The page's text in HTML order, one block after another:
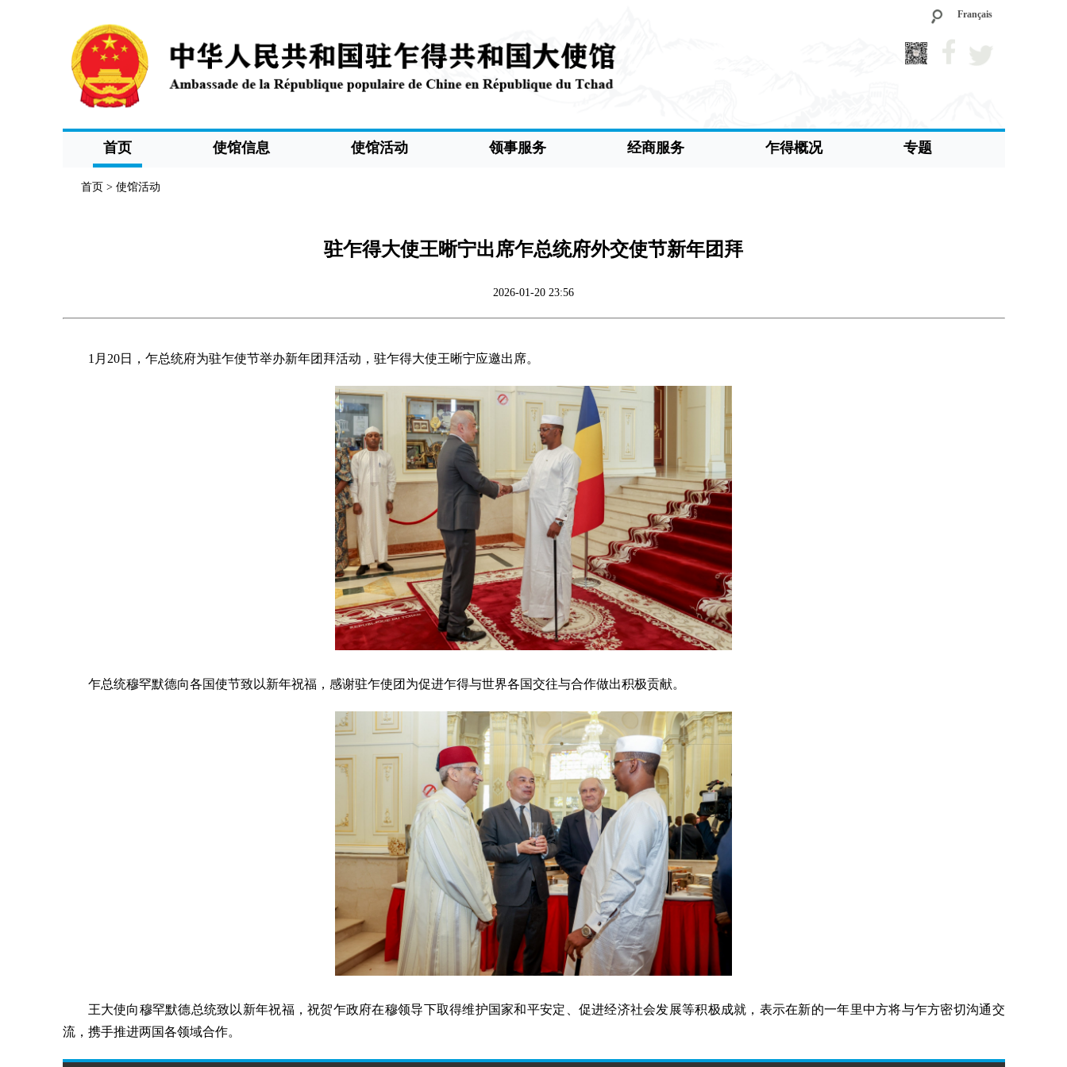
Français
首页 使馆信息 使馆活动 领事服务 经商服务 乍得概况 专题
首页 > 使馆活动
驻乍得大使王晰宁出席乍总统府外交使节新年团拜
2026-01-20 23:56
1月20日，乍总统府为驻乍使节举办新年团拜活动，驻乍得大使王晰宁应邀出席。
乍总统穆罕默德向各国使节致以新年祝福，感谢驻乍使团为促进乍得与世界各国交往与合作做出积极贡献。
王大使向穆罕默德总统致以新年祝福，祝贺乍政府在穆领导下取得维护国家和平安定、促进经济社会发展等积极成就，表示在新的一年里中方将与乍方密切沟通交
流，携手推进两国各领域合作。